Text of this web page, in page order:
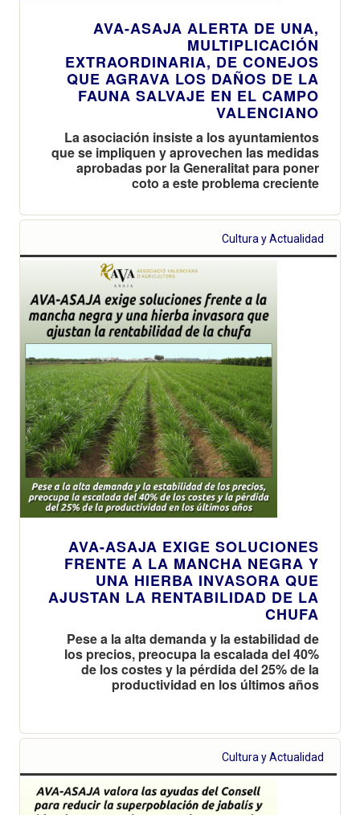
AVA-ASAJA ALERTA DE UNA,
MULTIPLICACIÓN
EXTRAORDINARIA, DE CONEJOS
QUE AGRAVA LOS DAÑOS DE LA
FAUNA SALVAJE EN EL CAMPO
VALENCIANO
La asociación insiste a los ayuntamientos
que se impliquen y aprovechen las medidas
aprobadas por la Generalitat para poner
coto a este problema creciente
Cultura y Actualidad
AVA-ASAJA EXIGE SOLUCIONES
FRENTE A LA MANCHA NEGRA Y
UNA HIERBA INVASORA QUE
AJUSTAN LA RENTABILIDAD DE LA
CHUFA
Pese a la alta demanda y la estabilidad de
los precios, preocupa la escalada del 40%
de los costes y la pérdida del 25% de la
productividad en los últimos años
Cultura y Actualidad